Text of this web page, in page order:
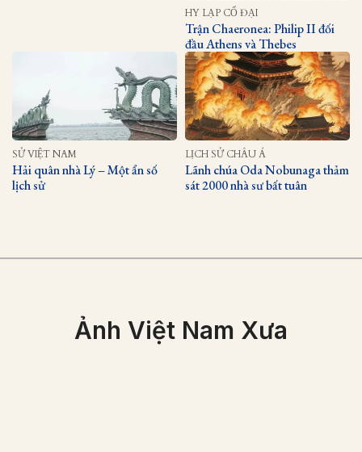
HY LẠP CỔ ĐẠI
Trận Chaeronea: Philip II đối
đầu Athens và Thebes
SỬ VIỆT NAM
Hải quân nhà Lý – Một ẩn số
lịch sử
LỊCH SỬ CHÂU Á
Lãnh chúa Oda Nobunaga thảm
sát 2000 nhà sư bất tuân
Ảnh Việt Nam Xưa